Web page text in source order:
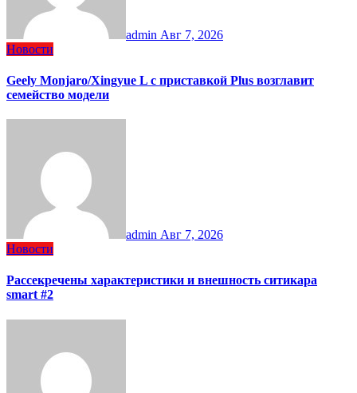
admin Авг 7, 2026
Новости
Geely Monjaro/Xingyue L с приставкой Plus возглавит
семейство модели
admin Авг 7, 2026
Новости
Рассекречены характеристики и внешность ситикара
smart #2